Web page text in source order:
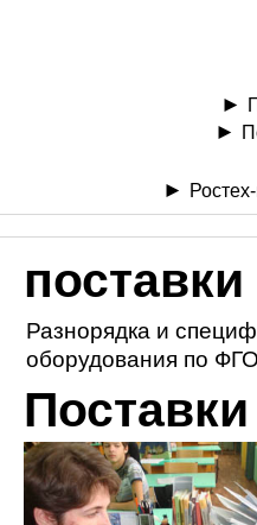
Разнорядка и
оборудования по